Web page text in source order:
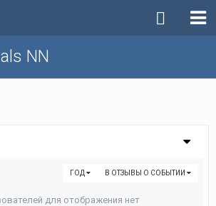
NN
В ОТЗЫВЫ О СОБЫТИИ
ГОД
для отображения нет